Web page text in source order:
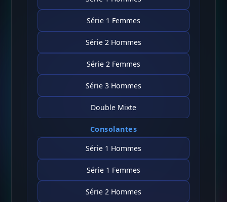
Série 1 Femmes
Série 2 Hommes
Série 2 Femmes
Série 3 Hommes
Double Mixte
Consolantes
Série 1 Hommes
Série 1 Femmes
Série 2 Hommes